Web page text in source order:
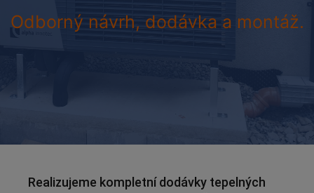
Odborný návrh, dodávka a montáž.
Realizujeme kompletní dodávky tepelných